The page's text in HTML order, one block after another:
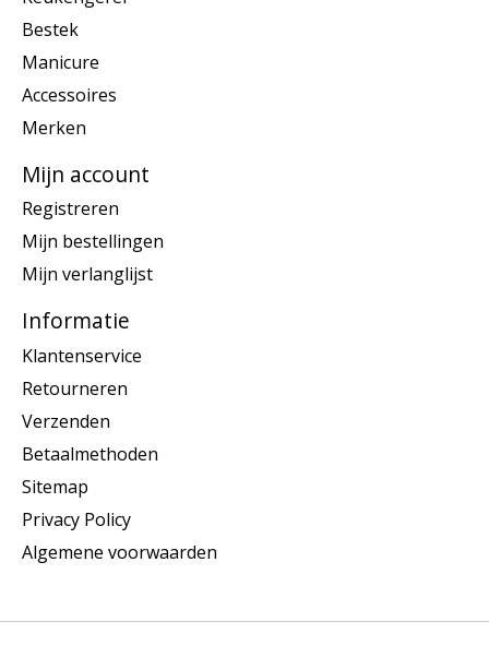
Bestek
Manicure
Accessoires
Merken
Mijn account
Registreren
Mijn bestellingen
Mijn verlanglijst
Informatie
Klantenservice
Retourneren
Verzenden
Betaalmethoden
Sitemap
Privacy Policy
Algemene voorwaarden